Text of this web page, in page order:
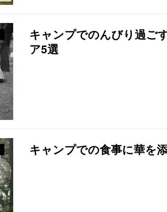
キャンプでのんびり過ご
ア5選
キャンプでの食事に華を